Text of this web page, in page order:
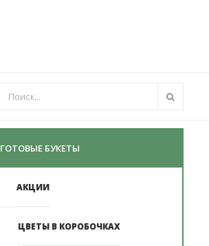
ГОТОВЫЕ БУКЕТЫ
АКЦИИ
ЦВЕТЫ В КОРОБОЧКАХ